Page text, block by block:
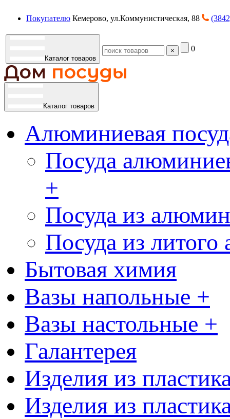
Покупателю Кемерово, ул.Коммунистическая, 88
Каталог товаров
× 0
Каталог товаров
Алюминиевая
Посуда
+
Посуда из
Посуда из
Бытовая химия
Вазы напольные +
Вазы настольные +
Галантерея
Изделия из
Изделия из